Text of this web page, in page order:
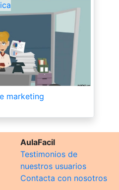
marketing
AulaFacil
Testimonios de
nuestros usuarios
Contacta con nosotros